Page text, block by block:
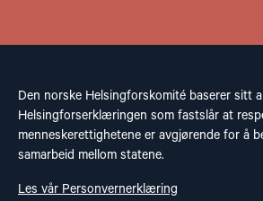
Den norske Helsingforskomité baserer sitt
Helsingforserklæringen som fastslår at
menneskerettighetene er avgjørende for å
samarbeid mellom statene.
Les vår Personvernerklæring